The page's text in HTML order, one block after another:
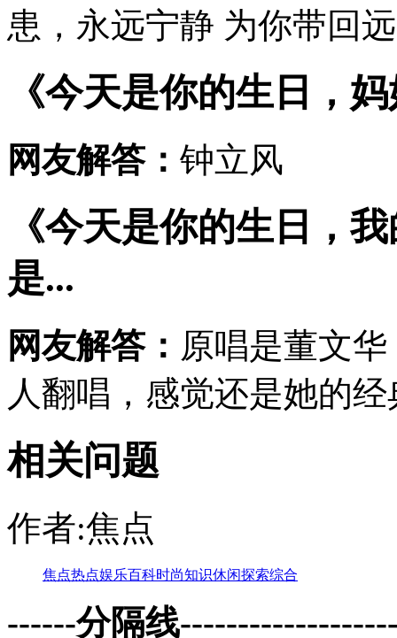
患，永远宁静 为你带回
《今天是你的生日，
网友解答： 钟立风
《今天是你的生日，
是...
网友解答： 原唱是董文
人翻唱，感觉还是她的经
相关问题
作者:焦点
焦点热点娱乐百科时尚知识休闲探索综合
------分隔线